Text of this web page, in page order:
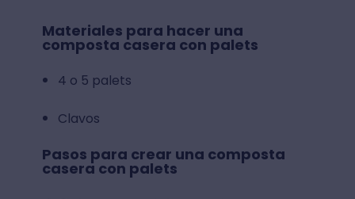
Materiales para hacer una
composta casera con palets
4 o 5 palets
Clavos
Pasos para crear una composta
casera con palets